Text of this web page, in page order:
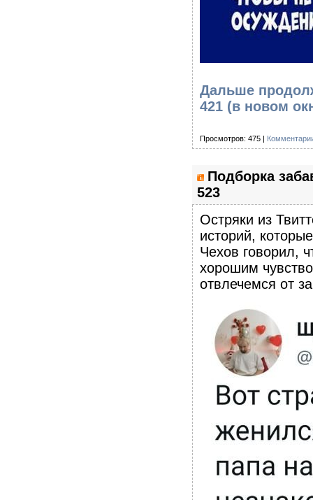
Дальше
421 (в новом
Просмотров: 475 |
Подборка
523
Остряки из
историй,
Чехов говорил,
хорошим
отвлечемся от